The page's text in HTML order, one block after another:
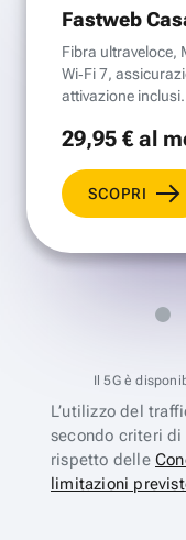
Fastweb
Fibra ultraveloce,
Wi‑Fi 7,
attivazione inclusi.
29,95 €al
SCOPRI
Il 5G è
L’utilizzo del
secondo criteri di
rispetto delle
limitazioni